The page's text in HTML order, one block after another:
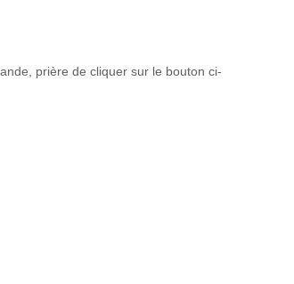
prière de cliquer sur le bouton ci-